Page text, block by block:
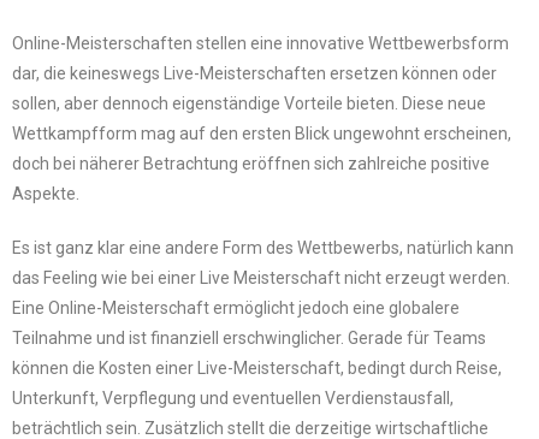
Online-Meisterschaften stellen eine innovative Wettbewerbsform
dar, die keineswegs Live-Meisterschaften ersetzen können oder
sollen, aber dennoch eigenständige Vorteile bieten. Diese neue
Wettkampfform mag auf den ersten Blick ungewohnt erscheinen,
doch bei näherer Betrachtung eröffnen sich zahlreiche positive
Aspekte.
Es ist ganz klar eine andere Form des Wettbewerbs, natürlich kann
das Feeling wie bei einer Live Meisterschaft nicht erzeugt werden.
Eine Online-Meisterschaft ermöglicht jedoch eine globalere
Teilnahme und ist finanziell erschwinglicher. Gerade für Teams
können die Kosten einer Live-Meisterschaft, bedingt durch Reise,
Unterkunft, Verpflegung und eventuellen Verdienstausfall,
beträchtlich sein. Zusätzlich stellt die derzeitige wirtschaftliche